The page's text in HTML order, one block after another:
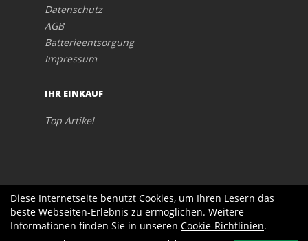
Datenschutz
AGB
Batterieentsorgung
Impressum
IHR EINKAUF
Top Artikel
Diese Internetseite benutzt Cookies, um Ihren Lesern das
beste Webseiten-Erlebnis zu ermöglichen. Weitere
Informationen finden Sie in unseren Cookie-Richtlinien.